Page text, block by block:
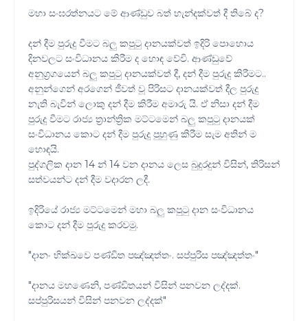
මහා සංඝරත්නයට මේ ආණ්ඩුව බත් හැන්දක්වත් දී තිබේ ද?
දන් දීම පුරුදු වීමට බලු කපුටු දානයක්වත් ඉදිරි පොහොය
දිනවලට සංවිධානය කිරීම ද හොඳ වේවි. ආණ්ඩුවේ
අනුග්‍රගයෙන් බලු කපුටු දානයක්වත් දී, දන් දීම පුරුදු කිරීමට..
අනුන්ගෙන් අරගෙන් ජීවත් වූ පිරිසට දානයක්වත් දීල පුරුදු
නැති බැවින් ලොකු දන් දීම කිරීම අමාරු යි. ඒ නිසා දන් දීම
පුරුදු වීමට රාජ්‍ය ත්‍රාන්ත්‍රික මට්ටමෙන් බලු කපුටු දානයක්
සංවිධානය කොට දන් දීම පුරුදු පුහුණු කිරීම සැම අතින් ම
හොඳයි.
පුද්ගලික දාන 14 න් 14 වන දානය ලෙස බුදුරදුන් විසින්, තිරිසන්
සත්වයන්ට දන් දීම වදාරන ලදී.
ඉදිරියේ රාජ්‍ය මට්ටමෙන් මහා බලු කපුටු දාන සංවිධානය
කොට දන් දීම පුරුදු කරවමු.
"දානං භික්ඛවෙ පණ්ඩිත පඤ්ඤත්තං. සප්පුරිස පඤ්ඤත්තං"
"දානය මහණෙනි, පණ්ඩිතයන් විසින් පනවන ලද්දක්.
සප්පුරිසයන් විසින් පනවන ලද්දක්"